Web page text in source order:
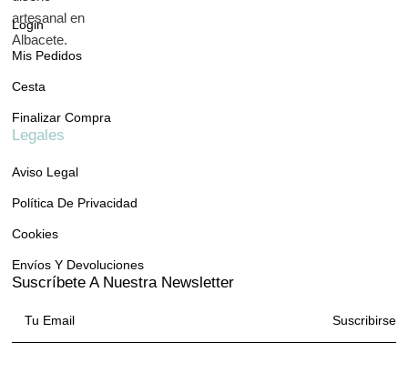
Login
Mis Pedidos
Cesta
Finalizar Compra
Legales
Aviso Legal
Política De Privacidad
Cookies
Envíos Y Devoluciones
Suscríbete A Nuestra Newsletter
Suscribirse